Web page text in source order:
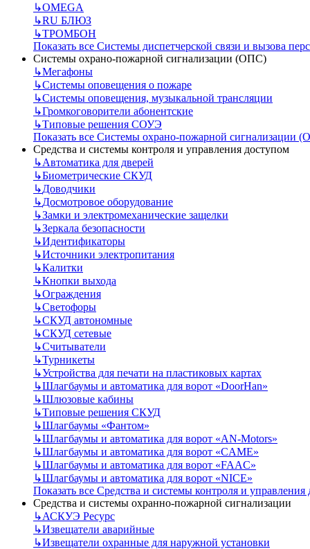
↳OMEGA
↳RU БЛЮЗ
↳ТРОМБОН
Показать все Системы диспетчерской связи и вызова
Системы охрано-пожарной сигнализации (ОПС)
↳Мегафоны
↳Системы оповещения о пожаре
↳Системы оповещения, музыкальной трансляции
↳Громкоговорители абонентские
↳Типовые решения СОУЭ
Показать все Системы охрано-пожарной сигнализации
Средства и системы контроля и управления доступом
↳Автоматика для дверей
↳Биометрические СКУД
↳Доводчики
↳Досмотровое оборудование
↳Замки и электромеханические защелки
↳Зеркала безопасности
↳Идентификаторы
↳Источники электропитания
↳Калитки
↳Кнопки выхода
↳Ограждения
↳Светофоры
↳СКУД автономные
↳СКУД сетевые
↳Считыватели
↳Турникеты
↳Устройства для печати на пластиковых картах
↳Шлагбаумы и автоматика для ворот «DoorHan»
↳Шлюзовые кабины
↳Типовые решения СКУД
↳Шлагбаумы «Фантом»
↳Шлагбаумы и автоматика для ворот «AN-Motors»
↳Шлагбаумы и автоматика для ворот «CAME»
↳Шлагбаумы и автоматика для ворот «FAAC»
↳Шлагбаумы и автоматика для ворот «NICE»
Показать все Средства и системы контроля и управления
Средства и системы охранно-пожарной сигнализации
↳АСКУЭ Ресурс
↳Извещатели аварийные
↳Извещатели охранные для наружной установки